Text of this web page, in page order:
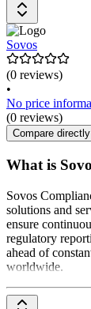
Sovos
(0 reviews)
•
No price
(0 reviews)
Compare directly
What is
Sovos
solutions and
ensure
regulatory
ahead of
worldwide.